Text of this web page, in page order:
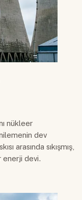
nükleer
dev
arasında sıkışmış,
enerji devi.